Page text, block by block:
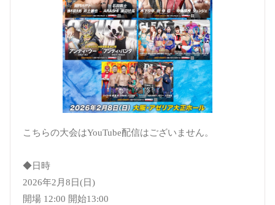
こちらの大会はYouTube配信はございません。
◆日時
2026年2月8日(日)
開場 12:00 開始13:00